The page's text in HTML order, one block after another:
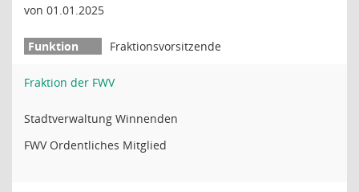
von 01.01.2025
Fraktionsvorsitzende
Fraktion der FWV
Stadtverwaltung Winnenden
FWV Ordentliches Mitglied